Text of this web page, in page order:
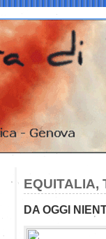
EQUITALIA,
DA OGGI